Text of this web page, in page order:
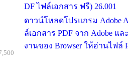
DF ไฟล์เอกสาร ฟรี) 26.001
ดาวน์โหลดโปรแกรม Adobe
ล์เอกสาร PDF จาก Adobe แ
งานของ Browser ให้อ่านไฟล์